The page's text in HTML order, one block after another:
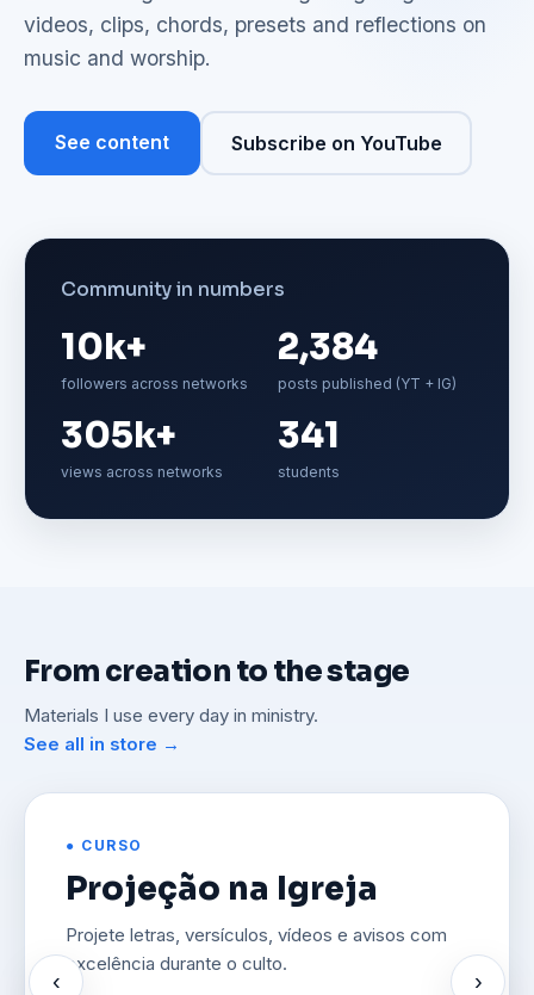
videos, clips, chords, presets and reflections on
music and worship.
See content Subscribe on YouTube
Community in numbers
10k+
followers across networks
2,384
posts published (YT + IG)
305k+
views across networks
341
students
From creation to the stage
Materials I use every day in ministry.
See all in store →
‹ ›
● CURSO
Projeção na Igreja
Projete letras, versículos, vídeos e avisos com
excelência durante o culto.